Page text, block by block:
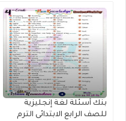
بنك أسئلة لغة إنجليزية
للصف الرابع الابتدائى الترم